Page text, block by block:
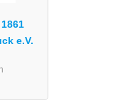
e.V.